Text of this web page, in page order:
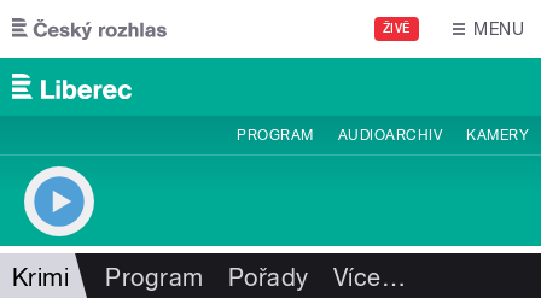
Přejít k hlavnímu obsahu
ŽIVĚ MENU
PROGRAM AUDIOARCHIV KAMERY
Krimi Program Pořady Více…